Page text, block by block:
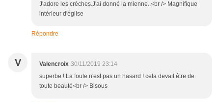
J'adore les crèches.J'ai donné la mienne..<br /> Magnifique
intérieur d'église
Répondre
V Valencroix 30/11/2019 23:14
superbe ! La foule n'est pas un hasard ! cela devait être de
toute beauté<br /> Bisous